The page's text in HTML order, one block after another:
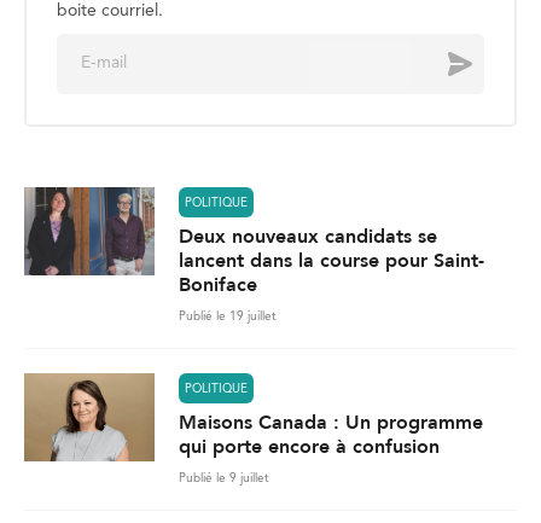
boite courriel.
Envoyer
POLITIQUE
Deux nouveaux candidats se
lancent dans la course pour Saint-
Boniface
Publié le 19 juillet
POLITIQUE
Maisons Canada : Un programme
qui porte encore à confusion
Publié le 9 juillet